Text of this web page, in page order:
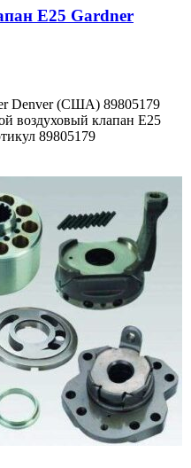
E25 Gardner
Denver (США) 89805179
воздуховый клапан E25
89805179